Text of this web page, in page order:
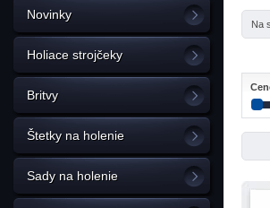
Novinky
Holiace strojčeky
Britvy
Štetky na holenie
Sady na holenie
Na